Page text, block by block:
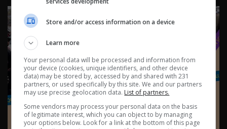
Store and/or access information on a device
Learn more
Your personal data will be processed and information from
your device (cookies, unique identifiers, and other device
data) may be stored by, accessed by and shared with 231
partners, or used specifically by this site. We and our partners
may use precise geolocation data. List of partners.
Some vendors may process your personal data on the basis
of legitimate interest, which you can object to by managing
your options below. Look for a link at the bottom of this page